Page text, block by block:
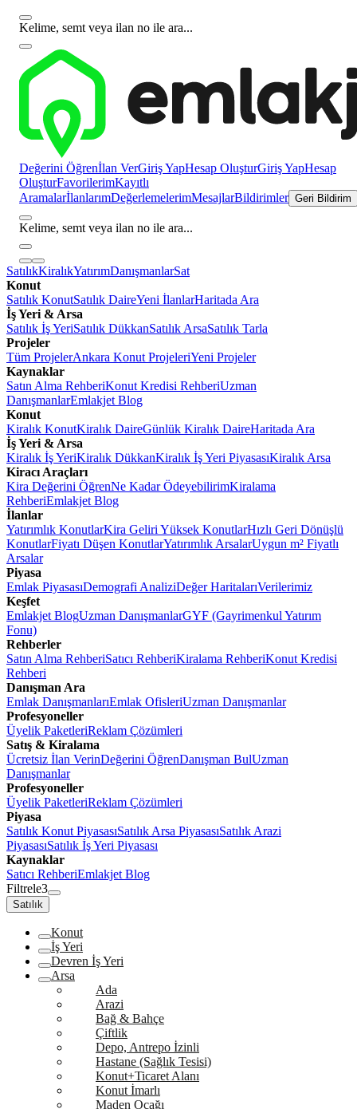
Kelime, semt veya ilan no ile ara...
Değerini Öğrenİlan VerGiriş YapHesap OluşturGiriş YapHesap
OluşturFavorilerimKayıtlı
AramalarİlanlarımDeğerlemelerimMesajlarBildirimler Geri Bildirim
Kelime, semt veya ilan no ile ara...
SatılıkKiralıkYatırımDanışmanlarSat
Konut
Satılık KonutSatılık DaireYeni İlanlarHaritada Ara
İş Yeri & Arsa
Satılık İş YeriSatılık DükkanSatılık ArsaSatılık Tarla
Projeler
Tüm ProjelerAnkara Konut ProjeleriYeni Projeler
Kaynaklar
Satın Alma RehberiKonut Kredisi RehberiUzman
DanışmanlarEmlakjet Blog
Konut
Kiralık KonutKiralık DaireGünlük Kiralık DaireHaritada Ara
İş Yeri & Arsa
Kiralık İş YeriKiralık DükkanKiralık İş Yeri PiyasasıKiralık Arsa
Kiracı Araçları
Kira Değerini ÖğrenNe Kadar ÖdeyebilirimKiralama
RehberiEmlakjet Blog
İlanlar
Yatırımlık KonutlarKira Geliri Yüksek KonutlarHızlı Geri Dönüşlü
KonutlarFiyatı Düşen KonutlarYatırımlık ArsalarUygun m² Fiyatlı
Arsalar
Piyasa
Emlak PiyasasıDemografi AnaliziDeğer HaritalarıVerilerimiz
Keşfet
Emlakjet BlogUzman DanışmanlarGYF (Gayrimenkul Yatırım
Fonu)
Rehberler
Satın Alma RehberiSatıcı RehberiKiralama RehberiKonut Kredisi
Rehberi
Danışman Ara
Emlak DanışmanlarıEmlak OfisleriUzman Danışmanlar
Profesyoneller
Üyelik PaketleriReklam Çözümleri
Satış & Kiralama
Ücretsiz İlan VerinDeğerini ÖğrenDanışman BulUzman
Danışmanlar
Profesyoneller
Üyelik PaketleriReklam Çözümleri
Piyasa
Satılık Konut PiyasasıSatılık Arsa PiyasasıSatılık Arazi
PiyasasıSatılık İş Yeri Piyasası
Kaynaklar
Satıcı RehberiEmlakjet Blog
Filtrele3
Satılık
Konut
İş Yeri
Devren İş Yeri
Arsa
Ada
Arazi
Bağ & Bahçe
Çiftlik
Depo, Antrepo İzinli
Hastane (Sağlık Tesisi)
Konut+Ticaret Alanı
Konut İmarlı
Maden Ocağı